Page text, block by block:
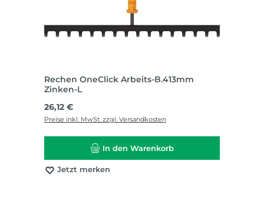
Rechen OneClick Arbeits-B.413mm
Zinken-L
Regulärer Preis:
26,12 €
Preise inkl. MwSt. zzgl. Versandkosten
In den Warenkorb
Jetzt merken